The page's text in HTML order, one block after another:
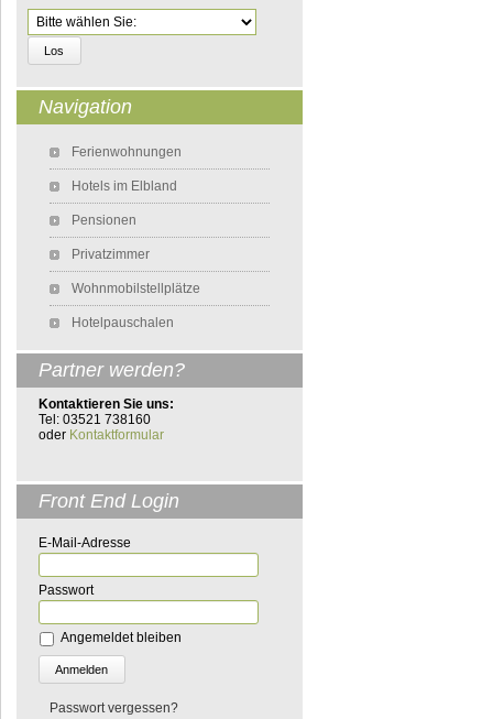
Zielseite
Navigation
Ferienwohnungen
Hotels im Elbland
Pensionen
Privatzimmer
Wohnmobilstellplätze
Hotelpauschalen
Partner werden?
Kontaktieren Sie uns:
Tel: 03521 738160
oder Kontaktformular
Front End Login
E-Mail-Adresse
Passwort
Angemeldet bleiben
Passwort vergessen?